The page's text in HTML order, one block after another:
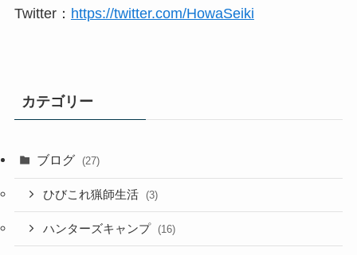
Twitter： https://twitter.com/HowaSeiki
カテゴリー
ブログ (27)
ひびこれ猟師生活 (3)
ハンターズキャンプ (16)